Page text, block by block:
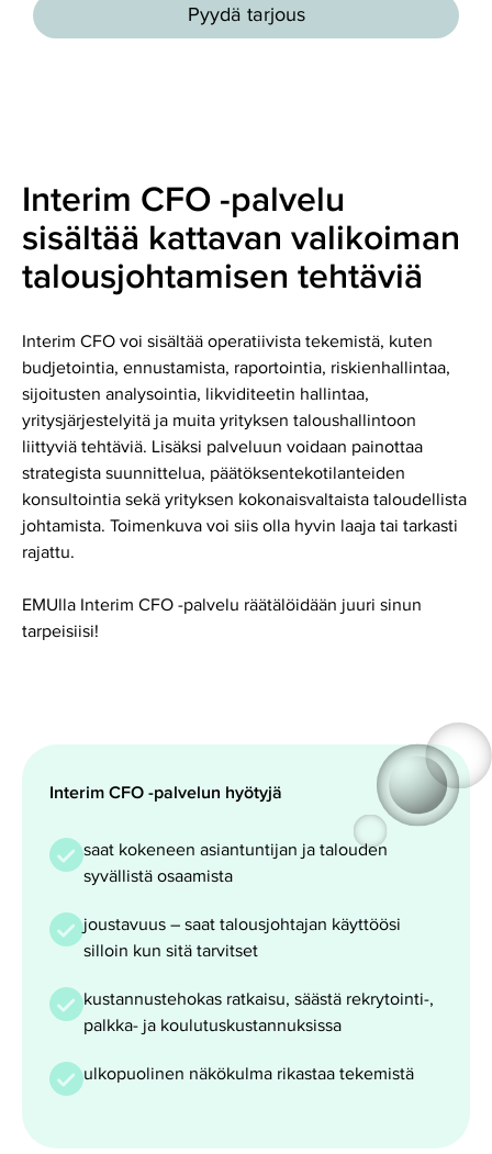
Pyydä tarjous
Interim CFO -palvelu
sisältää kattavan valikoiman
talousjohtamisen tehtäviä
Interim CFO voi sisältää operatiivista tekemistä, kuten
budjetointia, ennustamista, raportointia, riskienhallintaa,
sijoitusten analysointia, likviditeetin hallintaa,
yritysjärjestelyitä ja muita yrityksen taloushallintoon
liittyviä tehtäviä. Lisäksi palveluun voidaan painottaa
strategista suunnittelua, päätöksentekotilanteiden
konsultointia sekä yrityksen kokonaisvaltaista taloudellista
johtamista. Toimenkuva voi siis olla hyvin laaja tai tarkasti
rajattu.
EMUlla Interim CFO -palvelu räätälöidään juuri sinun
tarpeisiisi!
Interim CFO -palvelun hyötyjä
saat kokeneen asiantuntijan ja talouden
syvällistä osaamista
joustavuus – saat talousjohtajan käyttöösi
silloin kun sitä tarvitset
kustannustehokas ratkaisu, säästä rekrytointi-,
palkka- ja koulutuskustannuksissa
ulkopuolinen näkökulma rikastaa tekemistä